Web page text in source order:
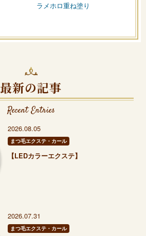
ラメホロ重ね塗り
最新の記事
Recent Entries
2026.08.05
まつ毛エクステ・カール
【LEDカラーエクステ】
2026.07.31
まつ毛エクステ・カール